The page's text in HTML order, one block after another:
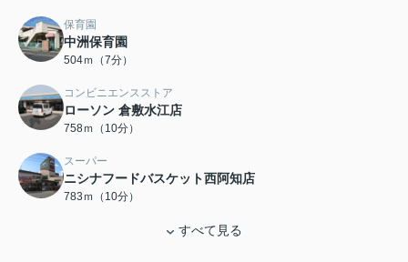
保育園
中洲保育園
504ｍ（7分）
コンビニエンスストア
ローソン 倉敷水江店
758ｍ（10分）
スーパー
ニシナフードバスケット西阿知店
783ｍ（10分）
すべて見る